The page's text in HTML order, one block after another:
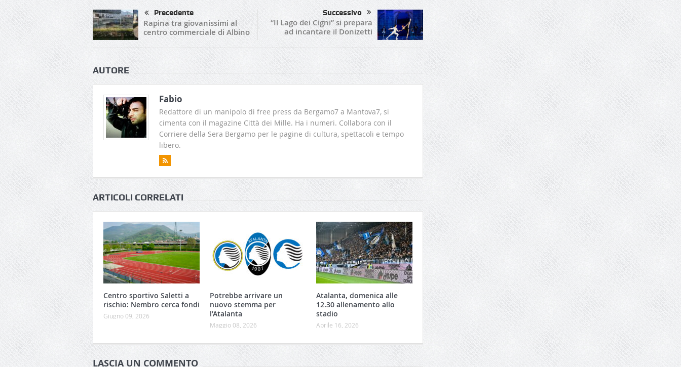
Precedente
Rapina tra giovanissimi al
centro commerciale di Albino
Successivo
“Il Lago dei Cigni” si prepara
ad incantare il Donizetti
AUTORE
Fabio
Redattore di un manipolo di free press da Bergamo7 a Mantova7, si
cimenta con il magazine Città dei Mille. Ha i numeri. Collabora con il
Corriere della Sera Bergamo per le pagine di cultura, spettacoli e tempo
libero.
ARTICOLI CORRELATI
Centro sportivo Saletti a
rischio: Nembro cerca fondi
Giugno 09, 2026
Potrebbe arrivare un
nuovo stemma per
l’Atalanta
Maggio 08, 2026
Atalanta, domenica alle
12.30 allenamento allo
stadio
Aprile 16, 2026
LASCIA UN COMMENTO